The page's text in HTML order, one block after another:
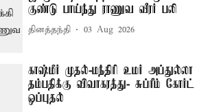
குண்டு பாய்ந்து ராணுவ வீரர் பலி
தினத்தந்தி 03 Aug 2026
காஷ்மீர் முதல்-மந்திரி உமர் அப்துல்லா
தம்பதிக்கு விவாகரத்து- சுப்ரீம் கோர்ட்
ஒப்புதல்